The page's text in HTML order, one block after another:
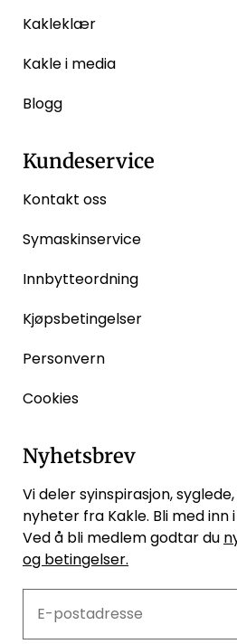
Kakleklær
Kakle i media
Blogg
Kundeservice
Kontakt oss
Symaskinservice
Innbytteordning
Kjøpsbetingelser
Personvern
Cookies
Nyhetsbrev
Vi deler syinspirasjon,
nyheter fra Kakle. Bli med inn
Ved å bli medlem godtar du
og betingelser.